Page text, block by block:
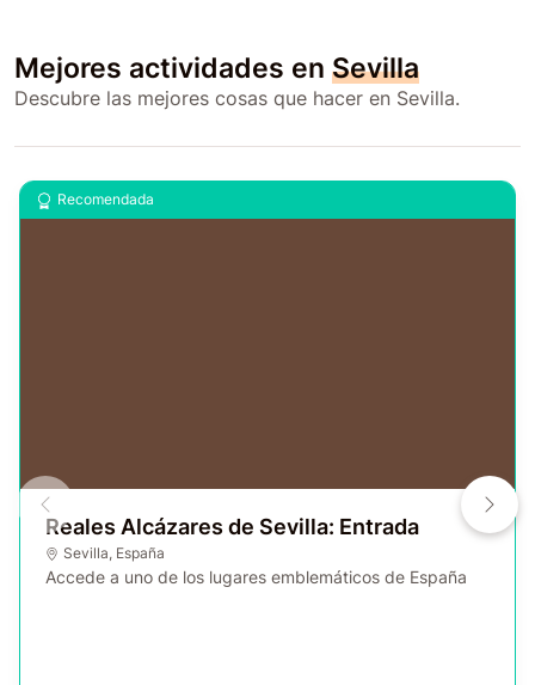
Mejores actividades en Sevilla
Descubre las mejores cosas que hacer en Sevilla.
Recomendada
Reales Alcázares de Sevilla: Entrada
Sevilla, España
Accede a uno de los lugares emblemáticos de España